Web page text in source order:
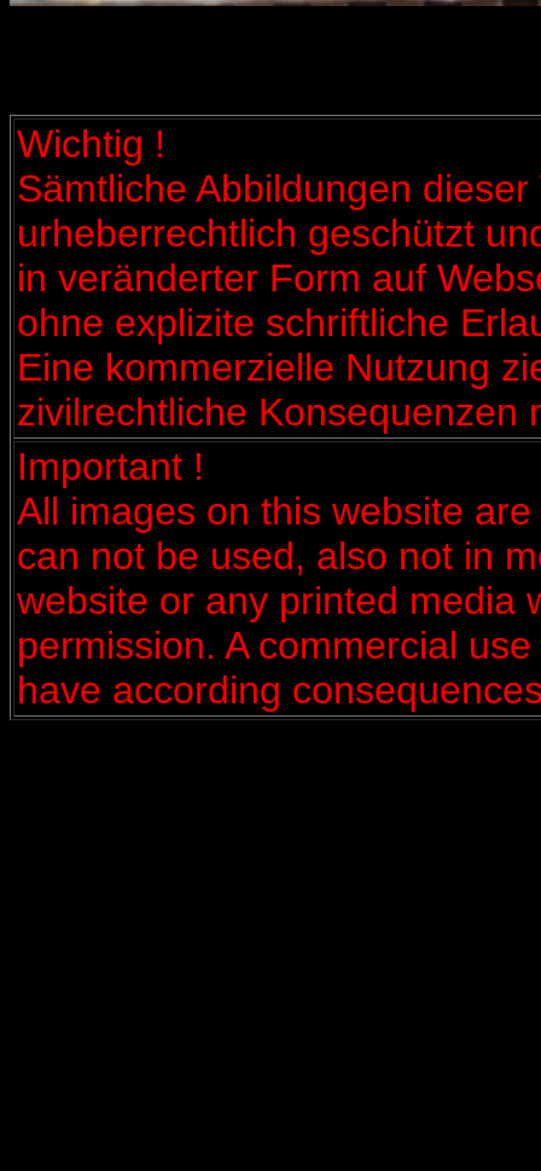
Wichtig !
Sämtliche Abbildungen
urheberrechtlich geschützt
in veränderter Form auf
ohne explizite schriftliche
Eine kommerzielle Nutzung
zivilrechtliche Konsequenzen
Important !
All images on this website
can not be used, also not in
website or any printed media
permission. A commercial
have according